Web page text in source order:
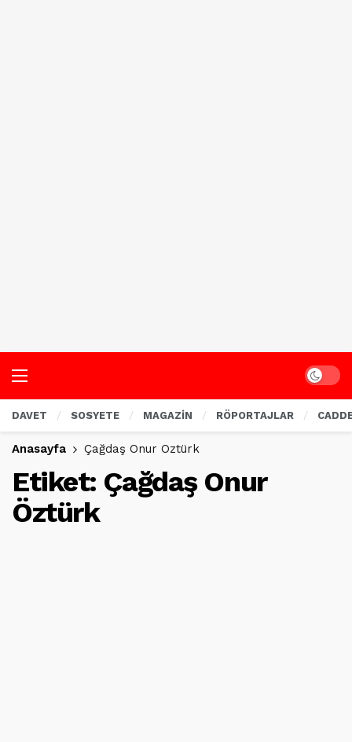
Dark
DAVET SOSYETE MAGAZİN RÖPORTAJLAR
Anasayfa Çağdaş Onur Öztürk
Etiket: Çağdaş Onur
Öztürk